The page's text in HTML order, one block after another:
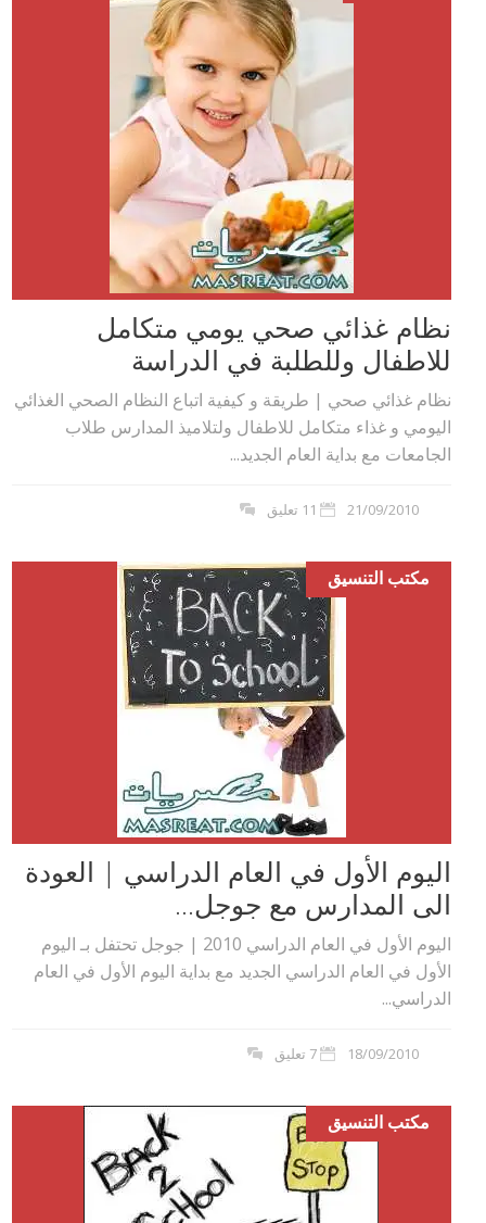
نظام غذائي صحي يومي متكامل
للاطفال وللطلبة في الدراسة
نظام غذائي صحي | طريقة و كيفية اتباع النظام الصحي الغذائي
اليومي و غذاء متكامل للاطفال ولتلاميذ المدارس طلاب
الجامعات مع بداية العام الجديد...
21/09/2010 11 تعليق
مكتب التنسيق
اليوم الأول في العام الدراسي | العودة
الى المدارس مع جوجل...
اليوم الأول في العام الدراسي 2010 | جوجل تحتفل بـ اليوم
الأول في العام الدراسي الجديد مع بداية اليوم الأول في العام
الدراسي...
18/09/2010 7 تعليق
مكتب التنسيق